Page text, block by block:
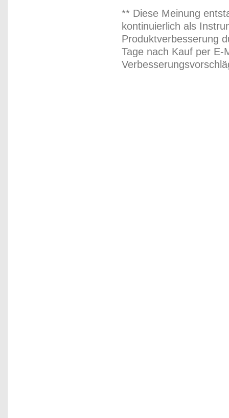
** Diese Meinung
kontinuierlich als
Produktverbesserung
Tage nach Kauf per E-